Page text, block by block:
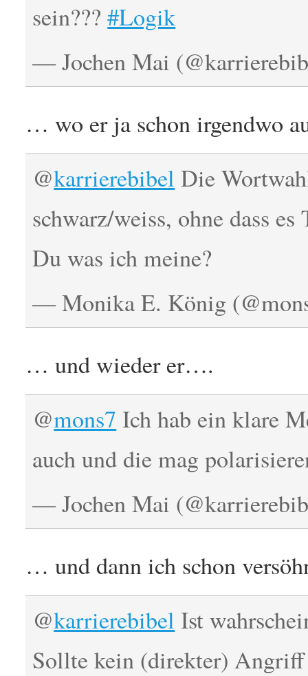
sein???#Logik
— Jochen Mai
… wo er ja schon irgendwo
@karrierebibel Die
schwarz/weiss, ohne dass
Du was ich meine?
— Monika E. König
… und wieder er….
@mons7 Ich hab ein klare
auch und die mag
— Jochen Mai
… und dann ich schon
@karrierebibel Ist
Sollte kein (direkter)